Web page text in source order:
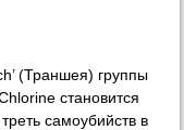
(Траншея) группы
становится
самоубийств в